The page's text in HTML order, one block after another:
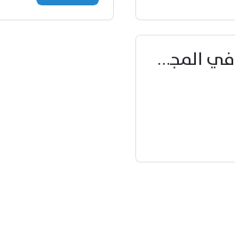
إنّ أباها وأبا أباها … قد بلغا في المجد غايتاها